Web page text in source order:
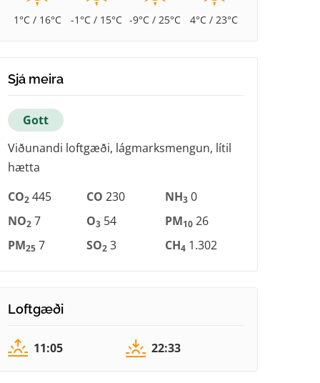
1°C / 16°C -1°C / 15°C -9°C / 25°C 4°C / 23°C
Sjá meira
Gott
Viðunandi loftgæði, lágmarksmengun, lítil
hætta
CO2 445 CO 230 NH3 0
NO2 7 O3 54 PM10 26
PM25 7 SO2 3 CH4 1.302
Loftgæði
11:05 22:33